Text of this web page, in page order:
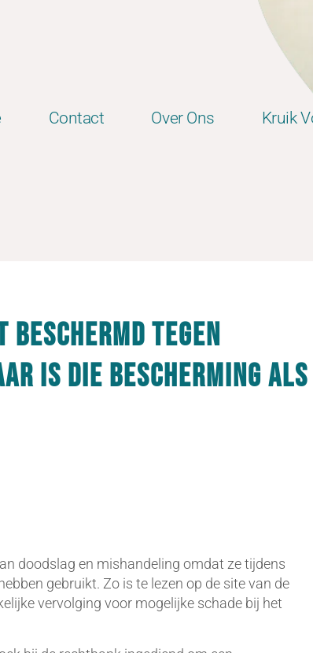
Contact Over Ons
Kruik
beschermd tegen
is die bescherming als
doodslag en mishandeling omdat ze tijdens
gebruikt. Zo is te lezen op de site van de
vervolging voor mogelijke schade bij het